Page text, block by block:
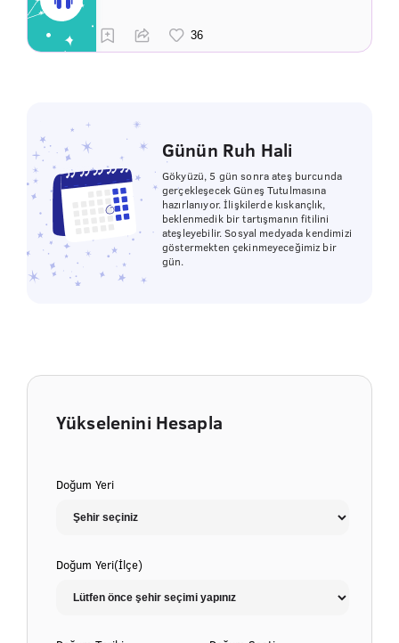
Günün Ruh Hali
Gökyüzü, 5 gün sonra ateş burcunda
gerçekleşecek Güneş Tutulmasına
hazırlanıyor. İlişkilerde kıskançlık,
beklenmedik bir tartışmanın fitilini
ateşleyebilir. Sosyal medyada kendimizi
göstermekten çekinmeyeceğimiz bir
gün.
Yükselenini Hesapla
Doğum Yeri
Doğum Yeri(İlçe)